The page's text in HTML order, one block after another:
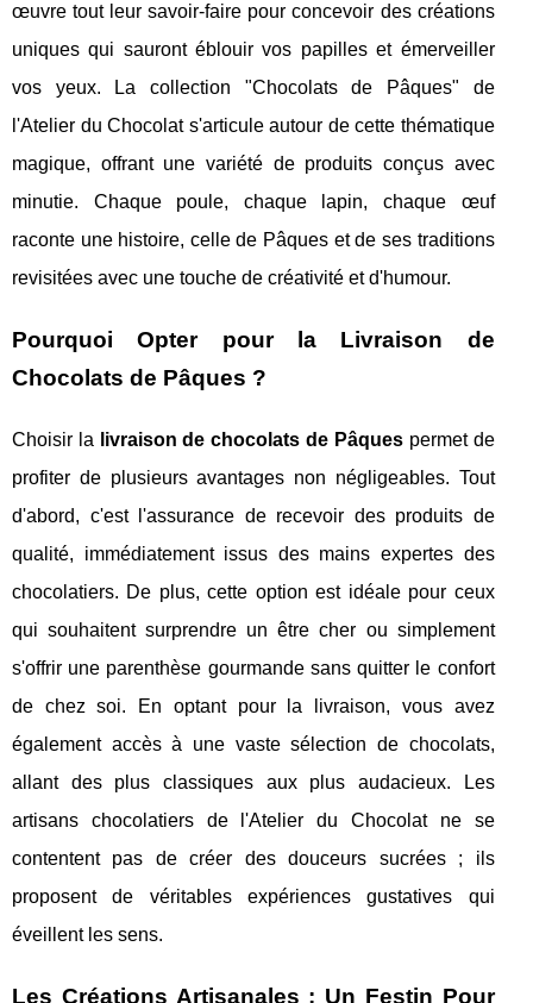
œuvre tout leur savoir-faire pour concevoir des créations
uniques qui sauront éblouir vos papilles et émerveiller
vos yeux. La collection "Chocolats de Pâques" de
l'Atelier du Chocolat s'articule autour de cette thématique
magique, offrant une variété de produits conçus avec
minutie. Chaque poule, chaque lapin, chaque œuf
raconte une histoire, celle de Pâques et de ses traditions
revisitées avec une touche de créativité et d'humour.
Pourquoi Opter pour la Livraison de
Chocolats de Pâques ?
Choisir la livraison de chocolats de Pâquespermet de
profiter de plusieurs avantages non négligeables. Tout
d'abord, c'est l'assurance de recevoir des produits de
qualité, immédiatement issus des mains expertes des
chocolatiers. De plus, cette option est idéale pour ceux
qui souhaitent surprendre un être cher ou simplement
s'offrir une parenthèse gourmande sans quitter le confort
de chez soi. En optant pour la livraison, vous avez
également accès à une vaste sélection de chocolats,
allant des plus classiques aux plus audacieux. Les
artisans chocolatiers de l'Atelier du Chocolat ne se
contentent pas de créer des douceurs sucrées ; ils
proposent de véritables expériences gustatives qui
éveillent les sens.
Les Créations Artisanales : Un Festin Pour